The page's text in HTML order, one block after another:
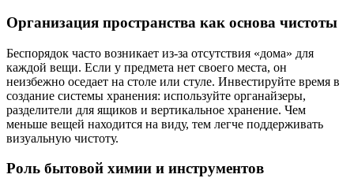
Организация пространства как основа чистоты
Беспорядок часто возникает из-за отсутствия «дома» для
каждой вещи. Если у предмета нет своего места, он
неизбежно оседает на столе или стуле. Инвестируйте время в
создание системы хранения: используйте органайзеры,
разделители для ящиков и вертикальное хранение. Чем
меньше вещей находится на виду, тем легче поддерживать
визуальную чистоту.
Роль бытовой химии и инструментов